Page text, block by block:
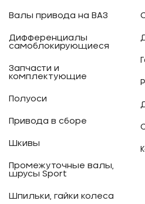
Валы привода на ВАЗ
Дифференциалы
самоблокирующиеся
Запчасти и
комплектующие
Полуоси
Привода в сборе
Шкивы
Промежуточные валы,
шрусы Sport
Шпильки, гайки колеса